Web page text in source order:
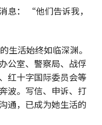
息： “他们告诉我，
生活始终如临深渊。
公室、警察局、战俘
红十字国际委员会等
波。写信、申诉、打
通，已成为她生活的